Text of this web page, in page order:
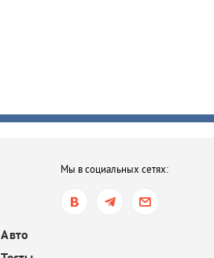
Мы в социальных сетях:
Авто